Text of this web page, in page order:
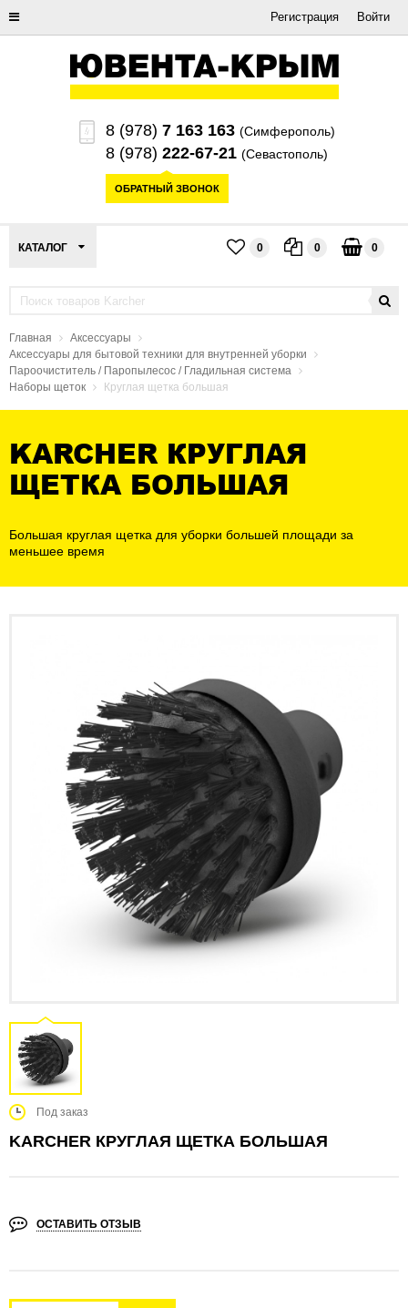
Регистрация Войти
8 (978) 7 163 163 (Симферополь)
8 (978) 222-67-21 (Севастополь)
ОБРАТНЫЙ ЗВОНОК
КАТАЛОГ 0 0 0
Главная
Аксессуары
Аксессуары для бытовой техники для внутренней уборки
Пароочиститель / Паропылесос / Гладильная система
Наборы щеток
Круглая щетка большая
KARCHER КРУГЛАЯ
ЩЕТКА БОЛЬШАЯ
Большая круглая щетка для уборки большей площади за
меньшее время
Под заказ
KARCHER КРУГЛАЯ ЩЕТКА БОЛЬШАЯ
ОСТАВИТЬ ОТЗЫВ